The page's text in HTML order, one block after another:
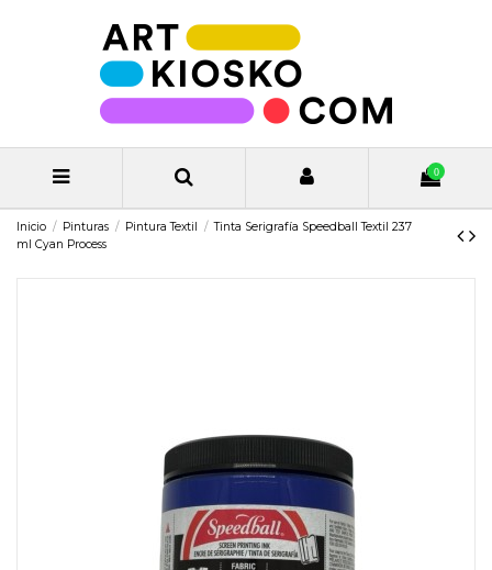
0
Inicio Pinturas Pintura Textil
Tinta Serigrafía Speedball Textil 237
ml Cyan Process